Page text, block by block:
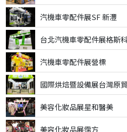
汽機車零配件展SF 新灃
台北汽機車零配件展格斯
汽機車零配件展營標
國際烘焙暨設備展台灣原
美容化妝品展星和醫美
美容化妝品展霈方